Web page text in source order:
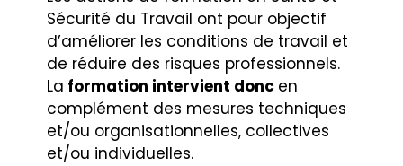
Sécurité du Travail ont pour objectif
d’améliorer les conditions de travail et
de réduire des risques professionnels.
La formation intervient donc en
complément des mesures techniques
et/ou organisationnelles, collectives
et/ou individuelles.